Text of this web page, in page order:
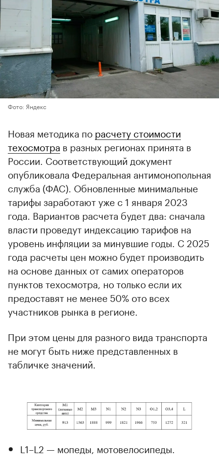
Фото: Яндекс
Новая методика по расчету стоимости
техосмотра в разных регионах принята в
России. Соответствующий документ
опубликовала Федеральная антимонопольная
служба (ФАС). Обновленные минимальные
тарифы заработают уже с 1 января 2023
года. Вариантов расчета будет два: сначала
власти проведут индексацию тарифов на
уровень инфляции за минувшие годы. С 2025
года расчеты цен можно будет производить
на основе данных от самих операторов
пунктов техосмотра, но только если их
предоставят не менее 50% ото всех
участников рынка в регионе.
При этом цены для разного вида транспорта
не могут быть ниже представленных в
табличке значений.
L1–L2 — мопеды, мотовелосипеды.